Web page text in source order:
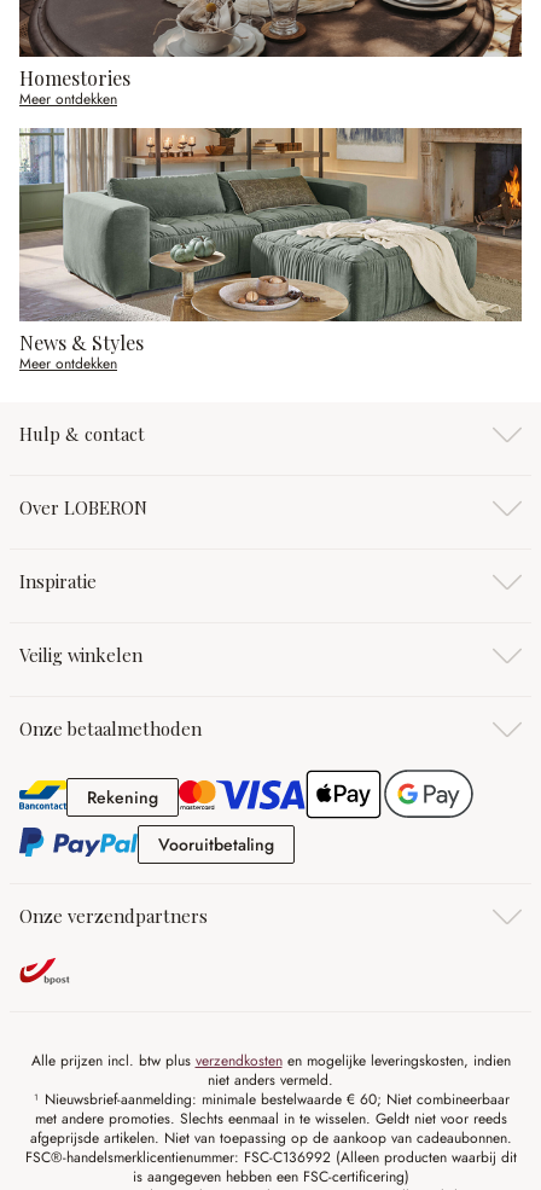
Homestories
Meer ontdekken
News & Styles
Meer ontdekken
Hulp & contact
Over LOBERON
Inspiratie
Veilig winkelen
Onze betaalmethoden
RekeningRekening
VooruitbetalingVooruitbetaling
Onze verzendpartners
Alle prijzen incl. btw plus verzendkostenen mogelijke leveringskosten, indien
niet anders vermeld.
¹ Nieuwsbrief-aanmelding: minimale bestelwaarde € 60; Niet combineerbaar
met andere promoties. Slechts eenmaal in te wisselen. Geldt niet voor reeds
afgeprijsde artikelen. Niet van toepassing op de aankoop van cadeaubonnen.
FSC®-handelsmerklicentienummer: FSC-C136992 (Alleen producten waarbij dit
is aangegeven hebben een FSC-certificering)